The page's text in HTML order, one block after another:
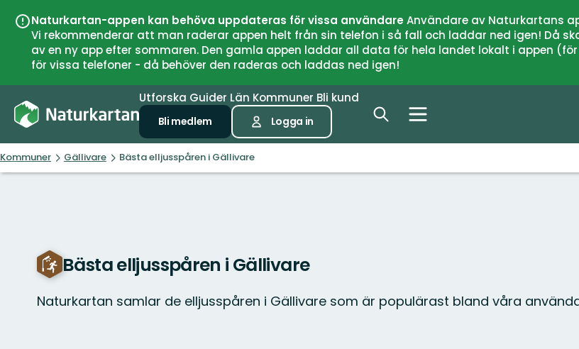
Naturkartan-appen kan behöva uppdateras för vissa användareAnvändare av Naturkartans
Vi rekommenderar att man raderar appen helt från sin telefon i så fall och laddar ned igen! Då
av en ny app efter sommaren. Den gamla appen laddar all data för hela landet lokalt i appen
för vissa telefoner - då behöver den raderas och laddas ned igen!
Utforska Guider Län Kommuner Bli kund
Bli medlem Logga in
Kommuner Gällivare Bästa elljusspåren i Gällivare
Bästa elljusspåren i Gällivare
Naturkartan samlar de elljusspåren i Gällivare som är populärast bland våra